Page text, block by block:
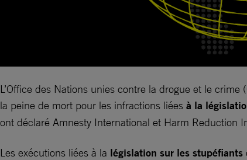
L’Office des Nations unies contre la drogue et le
la peine de mort pour les infractions liées à la
ont déclaré Amnesty International et Harm Reduction
Les exécutions liées à la législation sur les stupéfiants